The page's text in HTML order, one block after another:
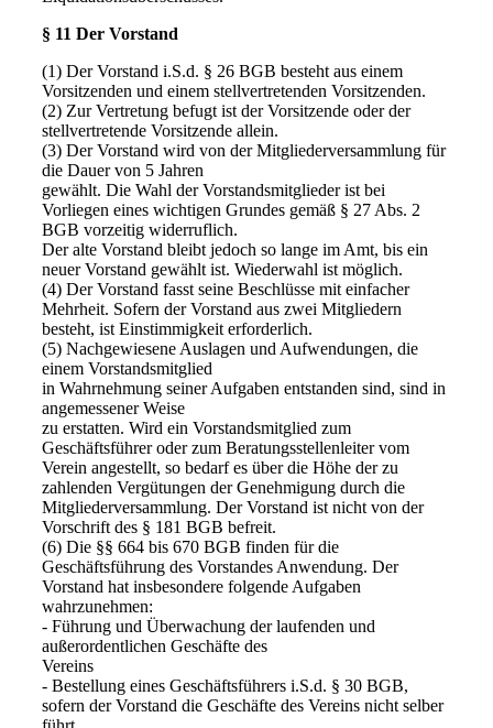
§ 11 Der Vorstand
(1) Der Vorstand i.S.d. § 26 BGB besteht aus einem
Vorsitzenden und einem stellvertretenden Vorsitzenden.
(2) Zur Vertretung befugt ist der Vorsitzende oder der
stellvertretende Vorsitzende allein.
(3) Der Vorstand wird von der Mitgliederversammlung für
die Dauer von 5 Jahren
gewählt. Die Wahl der Vorstandsmitglieder ist bei
Vorliegen eines wichtigen Grundes gemäß § 27 Abs. 2
BGB vorzeitig widerruflich.
Der alte Vorstand bleibt jedoch so lange im Amt, bis ein
neuer Vorstand gewählt ist. Wiederwahl ist möglich.
(4) Der Vorstand fasst seine Beschlüsse mit einfacher
Mehrheit. Sofern der Vorstand aus zwei Mitgliedern
besteht, ist Einstimmigkeit erforderlich.
(5) Nachgewiesene Auslagen und Aufwendungen, die
einem Vorstandsmitglied
in Wahrnehmung seiner Aufgaben entstanden sind, sind in
angemessener Weise
zu erstatten. Wird ein Vorstandsmitglied zum
Geschäftsführer oder zum Beratungsstellenleiter vom
Verein angestellt, so bedarf es über die Höhe der zu
zahlenden Vergütungen der Genehmigung durch die
Mitgliederversammlung. Der Vorstand ist nicht von der
Vorschrift des § 181 BGB befreit.
(6) Die §§ 664 bis 670 BGB finden für die
Geschäftsführung des Vorstandes Anwendung. Der
Vorstand hat insbesondere folgende Aufgaben
wahrzunehmen:
- Führung und Überwachung der laufenden und
außerordentlichen Geschäfte des
Vereins
- Bestellung eines Geschäftsführers i.S.d. § 30 BGB,
sofern der Vorstand die Geschäfte des Vereins nicht selber